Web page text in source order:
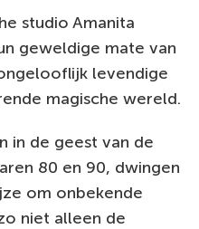
studio Amanita
geweldige mate van
levendige
magische wereld.
in de geest van de
80 en 90, dwingen
om onbekende
niet alleen de